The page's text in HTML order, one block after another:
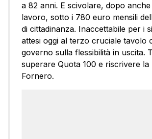
a 82 anni. E scivolare, dopo
lavoro, sotto i 780 euro mensili
di cittadinanza. Inaccettabile per i
attesi oggi al terzo cruciale tavolo
governo sulla flessibilità in uscita.
superare Quota 100 e riscrivere la
Fornero.